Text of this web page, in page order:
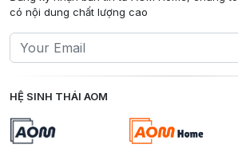
có nội dung chất lượng cao
HỆ SINH THÁI AOM